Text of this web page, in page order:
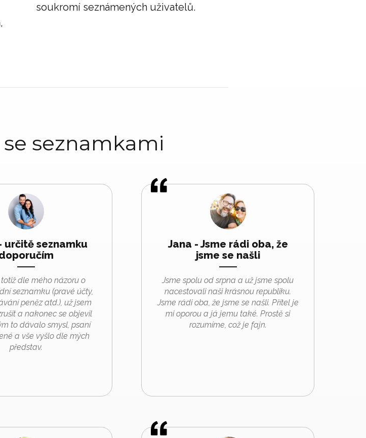
soukromí seznámených uživatelů.
seznamkami
určitě seznamku
dle mého názoru o
seznamku (pravé účty,
peněz atd.), už jsem
a nakonec se objevil
to dávalo smysl, psaní
a vše vyšlo dle mých
představ.
Jana - Jsme rádi oba, že
jsme se našli
Jsme spolu od srpna a už jsme spolu
nacestovali naši krásnou republiku.
Jsme rádi oba, že jsme se našli. Přítel je
mi oporou a já jemu také. Prostě si
rozumíme, což je fajn.